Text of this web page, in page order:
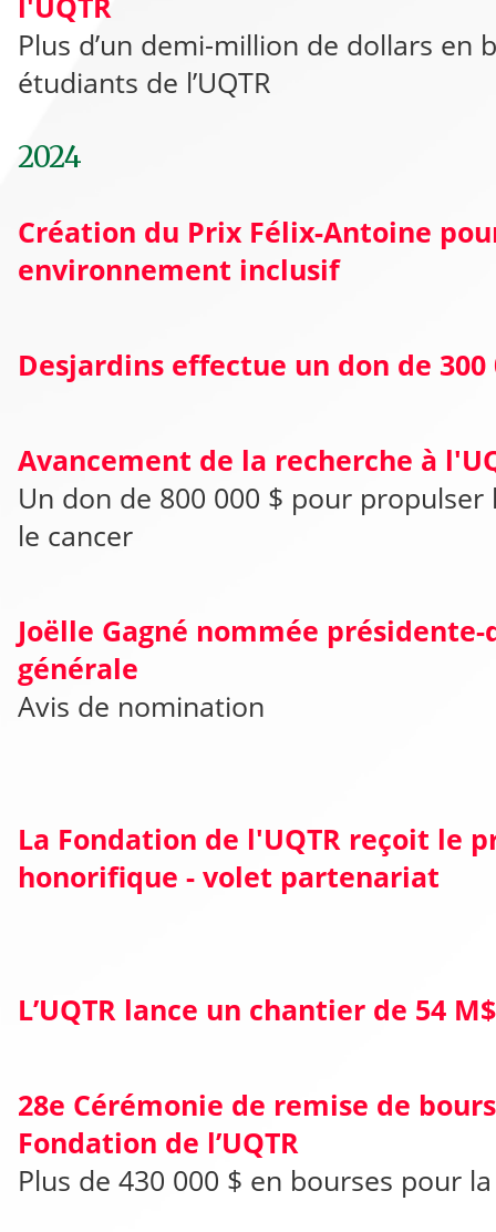
Plus d’un demi-million de dollars en
étudiants de l’UQTR
2024
Création du Prix Félix-Antoine
environnement inclusif
Desjardins effectue un don de 300
Avancement de la recherche à
Un don de 800 000 $ pour propulser
le cancer
Joëlle Gagné nommée
générale
Avis de nomination
La Fondation de l'UQTR reçoit le
honorifique - volet partenariat
L’UQTR lance un chantier de 54
28e Cérémonie de remise de
Fondation de l’UQTR
Plus de 430 000 $ en bourses pour